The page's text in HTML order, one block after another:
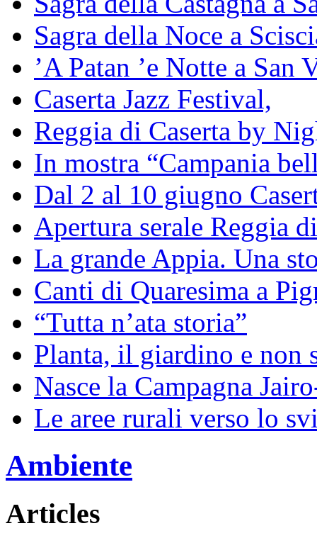
Sagra della Noce a
’A Patan ’e Notte a San
Caserta Jazz Festival,
Reggia di Caserta by
In mostra “Campania
Dal 2 al 10 giugno
Apertura serale Reggia
La grande Appia. Una
Canti di Quaresima a
“Tutta n’ata storia”
Planta, il giardino e non
Nasce la Campagna
Le aree rurali verso lo
Ambiente
Articles